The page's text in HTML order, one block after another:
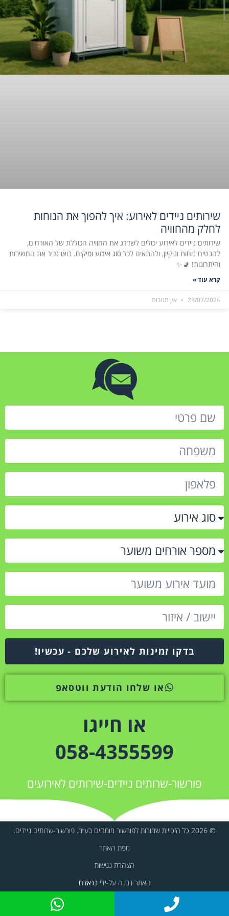
שירותים ניידים לאירוע: איך להפוך את הנוחות
לחלק מהחוויה
שירותים ניידים לאירוע יכולים לשדרג את החוויה הכוללת של האורחים,
להבטיח נוחות וניקיון, ולהתאים לכל סוג אירוע ומיקום. בואו נכיר את החשיבות
והיתרונות! 🚽✨
קרא עוד »
23/07/2026 אין תגובות
בדקו זמינות לאירוע שלכם - עכשיו!
או שלחו הודעת ווטסאפ
או חייגו
058-4355599
פורשור-שרותים ניידים-שירותים לאירועים
© 2026 כל הזכויות שמורות לפורשור מומחים בע״מ. פורשור-שרותים ניידים.
מפת האתר
הצהרת נגישות
האתר נבנה על-ידיבנאדם